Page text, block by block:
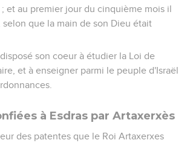
et au premier jour du cinquième mois il
selon que la main de son Dieu était
son coeur à étudier la Loi de
et à enseigner parmi le peuple d'Israël
à Esdras par Artaxerxès
des patentes que le Roi Artaxerxes